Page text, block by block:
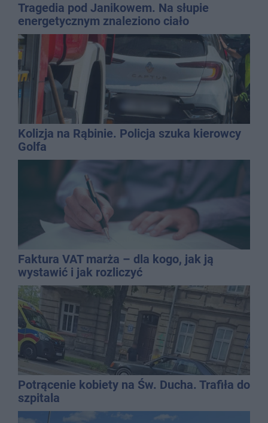
Tragedia pod Janikowem. Na słupie
energetycznym znaleziono ciało
mężczyzny
Kolizja na Rąbinie. Policja szuka kierowcy
Golfa
Faktura VAT marża – dla kogo, jak ją
wystawić i jak rozliczyć
Potrącenie kobiety na Św. Ducha. Trafiła do
szpitala